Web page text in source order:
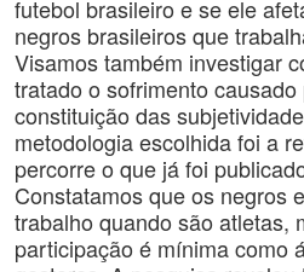
futebol brasileiro e se ele
negros brasileiros que
Visamos também investigar
tratado o sofrimento
constituição das
metodologia escolhida foi a
percorre o que já foi
Constatamos que os negros
trabalho quando são atletas,
participação é mínima como